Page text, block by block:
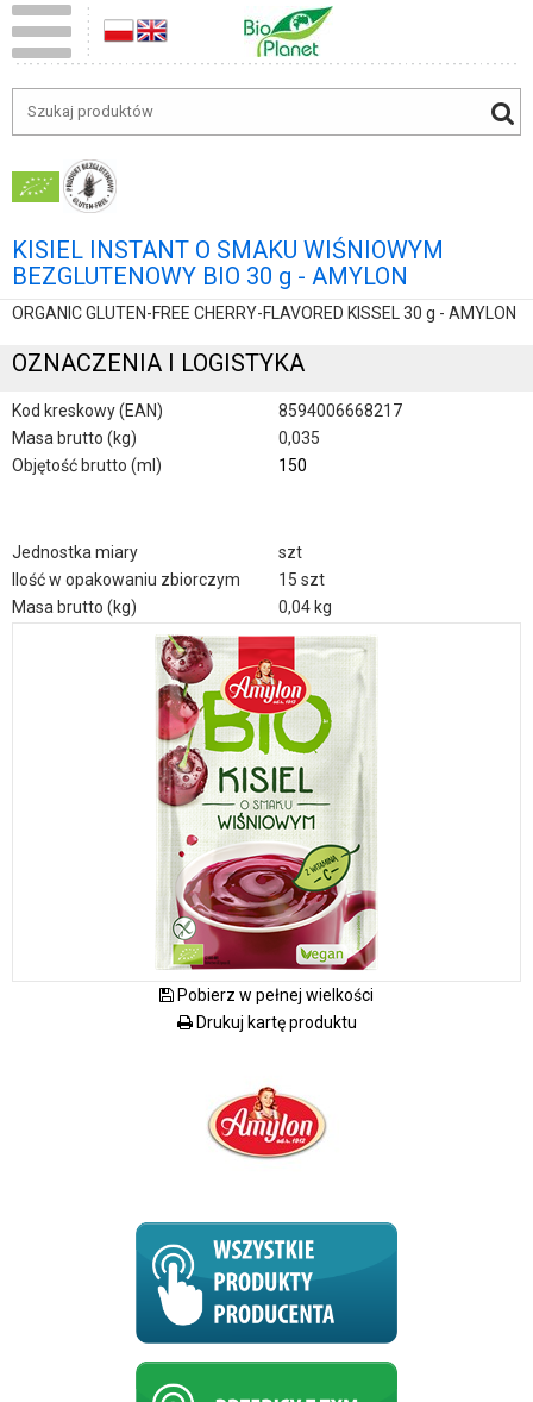
KISIEL INSTANT O SMAKU WIŚNIOWYM
BEZGLUTENOWY BIO 30 g - AMYLON
ORGANIC GLUTEN-FREE CHERRY-FLAVORED KISSEL 30 g - AMYLON
OZNACZENIA I LOGISTYKA
Kod kreskowy (EAN)
8594006668217
Masa brutto (kg)
0,035
Objętość brutto (ml)
150
Jednostka miary
szt
Ilość w opakowaniu zbiorczym
15 szt
Masa brutto (kg)
0,04 kg
Pobierz w pełnej wielkości
Drukuj kartę produktu